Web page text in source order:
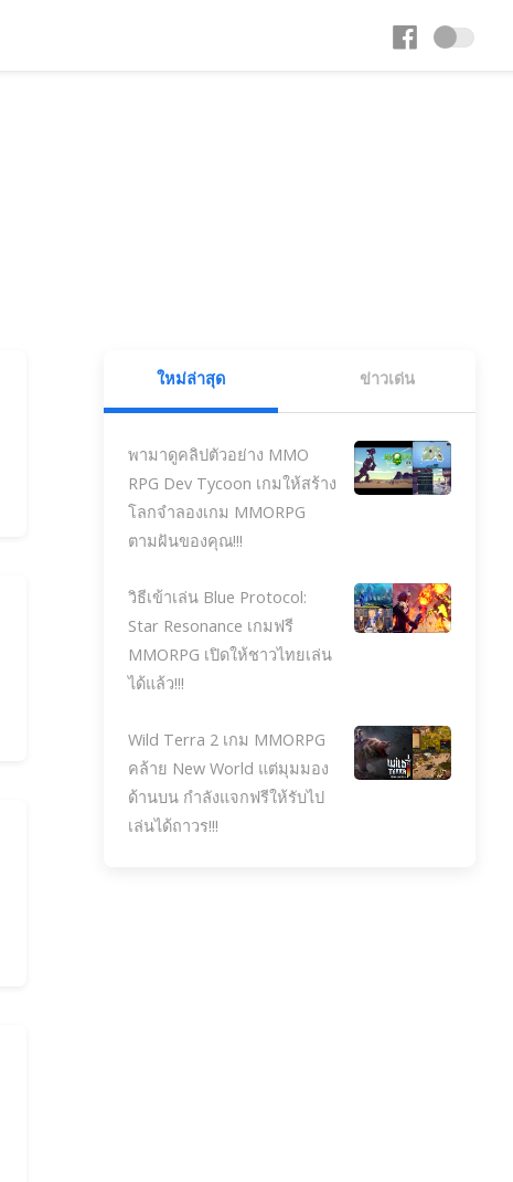
ใหม่ล่าสุด ข่าวเด่น
พามาดูคลิปตัวอย่าง MMO
RPG Dev Tycoon เกมให้สร้าง
โลกจำลองเกม MMORPG
ตามฝันของคุณ!!!
วิธีเข้าเล่น Blue Protocol:
Star Resonance เกมฟรี
MMORPG เปิดให้ชาวไทยเล่น
ได้แล้ว!!!
Wild Terra 2 เกม MMORPG
คล้าย New World แต่มุมมอง
ด้านบน กำลังแจกฟรีให้รับไป
เล่นได้ถาวร!!!